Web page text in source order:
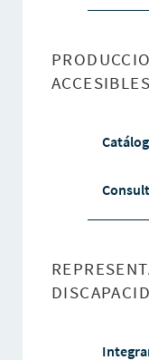
ACCESIBLES